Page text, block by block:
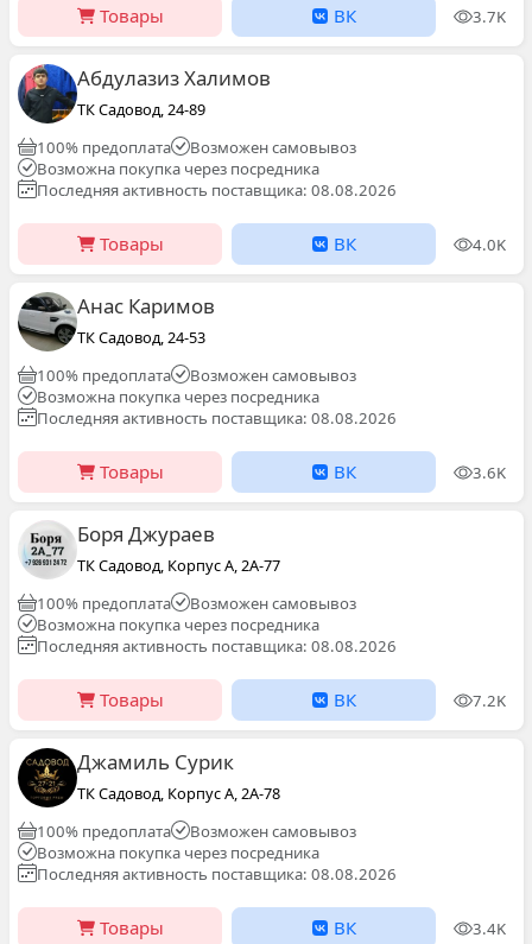
Товары ВК 3.7K
Абдулазиз Халимов
ТК Садовод, 24-89
100% предоплата
Возможен самовывоз
Возможна покупка через посредника
Последняя активность поставщика: 08.08.2026
Товары ВК 4.0K
Анас Каримов
ТК Садовод, 24-53
100% предоплата
Возможен самовывоз
Возможна покупка через посредника
Последняя активность поставщика: 08.08.2026
Товары ВК 3.6K
Боря Джураев
ТК Садовод, Корпус А, 2А-77
100% предоплата
Возможен самовывоз
Возможна покупка через посредника
Последняя активность поставщика: 08.08.2026
Товары ВК 7.2K
Джамиль Сурик
ТК Садовод, Корпус А, 2A-78
100% предоплата
Возможен самовывоз
Возможна покупка через посредника
Последняя активность поставщика: 08.08.2026
Товары ВК 3.4K